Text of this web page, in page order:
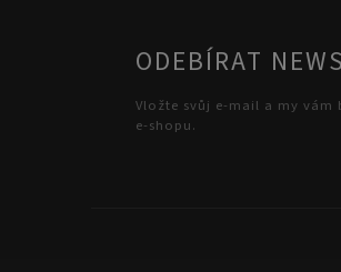
ODEBÍRAT
Vložte svůj e-mail a my
e-shopu.